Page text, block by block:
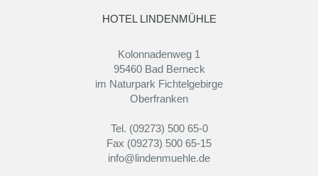
HOTEL LINDENMÜHLE
Kolonnadenweg 1
95460 Bad Berneck
im Naturpark Fichtelgebirge
Oberfranken
Tel. (09273) 500 65-0
Fax (09273) 500 65-15
info@lindenmuehle.de